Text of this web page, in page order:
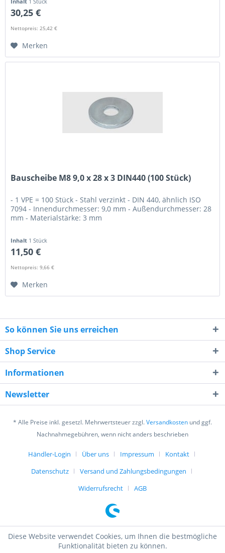
30,25 €
Nettopreis: 25,42 €
Merken
Bauscheibe M8 9,0 x 28 x 3 DIN440 (100 Stück)
- 1 VPE = 100 Stück - Stahl verzinkt - DIN 440, ähnlich ISO
7094 - Innendurchmesser: 9,0 mm - Außendurchmesser: 28
mm - Materialstärke: 3 mm
Inhalt 1 Stück
11,50 €
Nettopreis: 9,66 €
Merken
So können Sie uns erreichen
Shop Service
Informationen
Newsletter
* Alle Preise inkl. gesetzl. Mehrwertsteuer zzgl.Versandkosten und ggf.
Nachnahmegebühren, wenn nicht anders beschrieben
Händler-Login Über uns Impressum
Kontakt
Datenschutz
Versand und Zahlungsbedingungen
Widerrufsrecht
AGB
Diese Website verwendet Cookies, um Ihnen die bestmögliche
Funktionalität bieten zu können.